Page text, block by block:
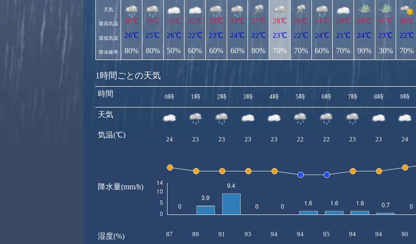
天気
最高気温
最低気温
降水確率
30℃
26℃
80%
30℃
25℃
80%
31℃
26℃
50%
32℃
22℃
60%
32℃
23℃
60%
32℃
24℃
60%
27℃
22℃
80%
28℃
23℃
70%
29℃
22℃
70%
31℃
24℃
60%
28℃
21℃
70%
30℃
24℃
90%
31℃
23℃
30%
30℃
22℃
70%
1時間ごとの天気
時間
天気
気温(℃)
降水量(mm/h)
湿度(%)
0時 1時 2時 3時 4時 5時 6時 7時 8時 9時
24 23 23 23 23 22 22 23 23 24
87 89 91 93 94 94 95 94 94 90